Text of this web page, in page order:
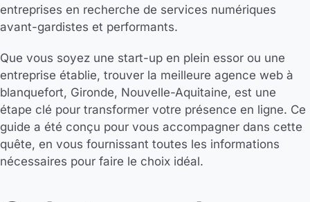
entreprises en recherche de services numériques
avant-gardistes et performants.
Que vous soyez une start-up en plein essor ou une
entreprise établie, trouver la meilleure agence web à
blanquefort, Gironde, Nouvelle-Aquitaine, est une
étape clé pour transformer votre présence en ligne. Ce
guide a été conçu pour vous accompagner dans cette
quête, en vous fournissant toutes les informations
nécessaires pour faire le choix idéal.